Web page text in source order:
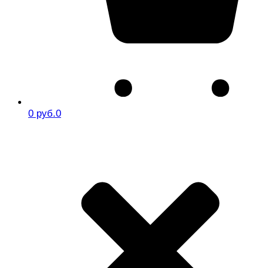
0 руб.0